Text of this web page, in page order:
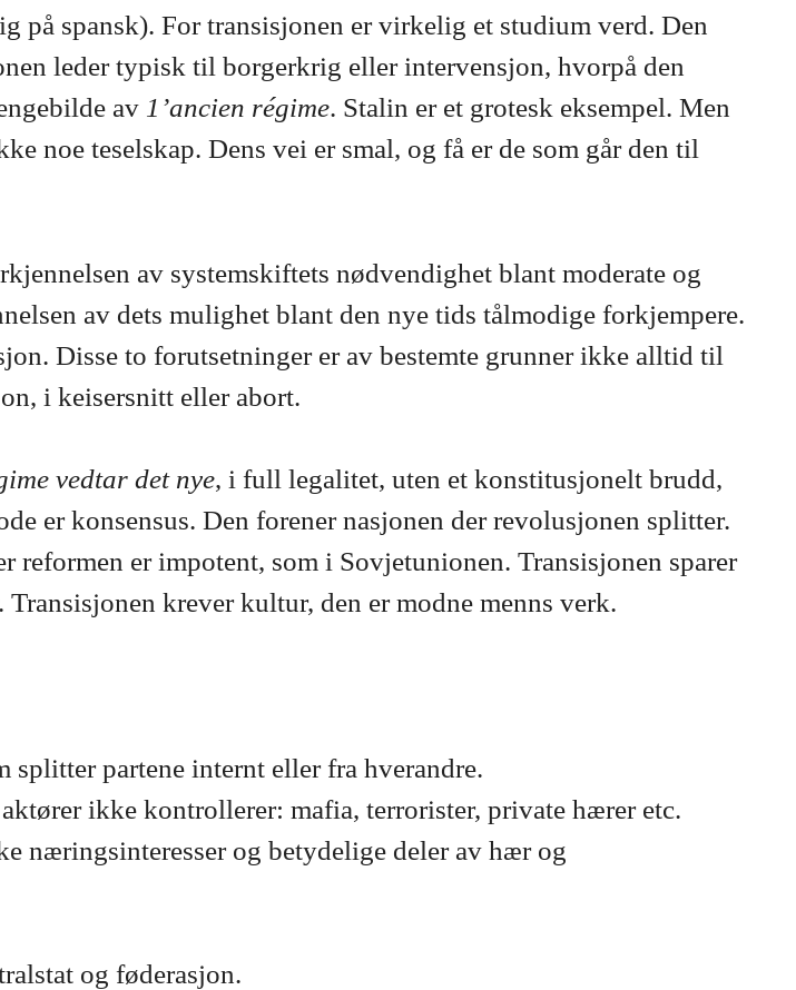
på spansk). For transisjonen er virkelig et studium verd. Den
leder typisk til borgerkrig eller intervensjon, hvorpå den
av 1’ancien régime. Stalin er et grotesk eksempel. Men
noe teselskap. Dens vei er smal, og få er de som går den til
av systemskiftets nødvendighet blant moderate og
av dets mulighet blant den nye tids tålmodige forkjempere.
Disse to forutsetninger er av bestemte grunner ikke alltid til
i keisersnitt eller abort.
vedtar det nye, i full legalitet, uten et konstitusjonelt brudd,
er konsensus. Den forener nasjonen der revolusjonen splitter.
reformen er impotent, som i Sovjetunionen. Transisjonen sparer
krever kultur, den er modne menns verk.
partene internt eller fra hverandre.
ikke kontrollerer: mafia, terrorister, private hærer etc.
næringsinteresser og betydelige deler av hær og
og føderasjon.